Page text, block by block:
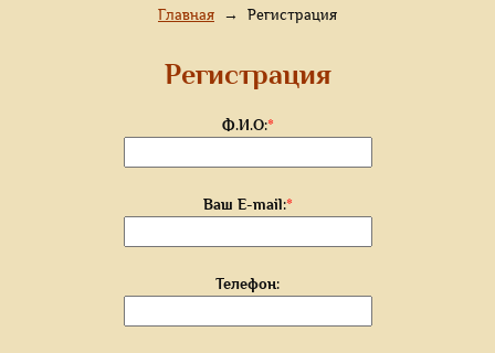
Главная → Регистрация
Регистрация
Ф.И.О:*
Ваш E-mail:*
Телефон: